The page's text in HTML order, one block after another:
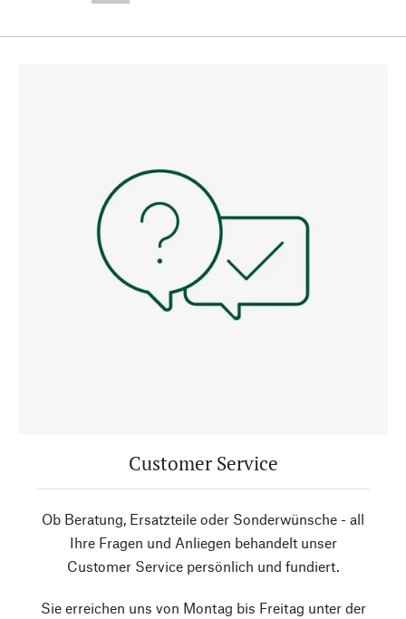
Customer Service
Ob Beratung, Ersatzteile oder Sonderwünsche - all
Ihre Fragen und Anliegen behandelt unser
Customer Service persönlich und fundiert.
Sie erreichen uns von Montag bis Freitag unter der